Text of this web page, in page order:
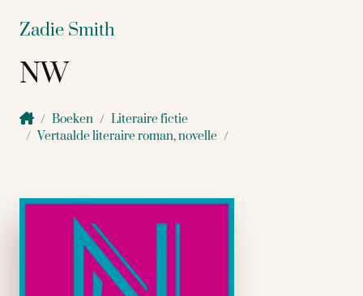
Zadie Smith
NW
Boeken
Literaire fictie
Vertaalde literaire roman, novelle